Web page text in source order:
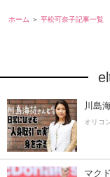
ホーム 平松可奈子記事一覧
川島
オリコ
マク